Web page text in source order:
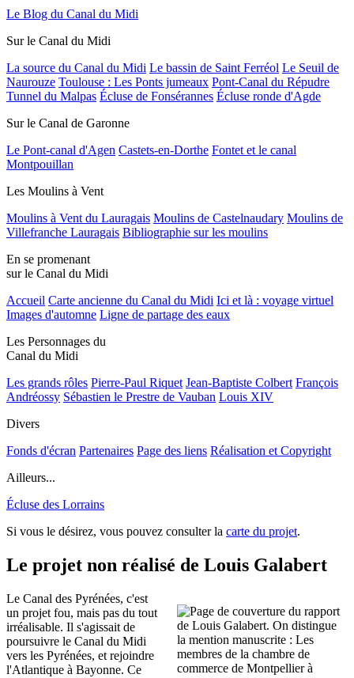
Le Blog du Canal du Midi
Sur le Canal du Midi
La source du Canal du Midi Le bassin de Saint Ferréol Le Seuil de
Naurouze Toulouse : Les Ponts jumeaux Pont-Canal du Répudre
Tunnel du Malpas Écluse de Fonsérannes Écluse ronde d'Agde
Sur le Canal de Garonne
Le Pont-canal d'Agen Castets-en-Dorthe Fontet et le canal
Montpouillan
Les Moulins à Vent
Moulins à Vent du Lauragais Moulins de Castelnaudary Moulins de
Villefranche Lauragais Bibliographie sur les moulins
En se promenant
sur le Canal du Midi
Accueil Carte ancienne du Canal du Midi Ici et là : voyage virtuel
Images d'automne Ligne de partage des eaux
Les Personnages du
Canal du Midi
Les grands rôles Pierre-Paul Riquet Jean-Baptiste Colbert François
Andréossy Sébastien le Prestre de Vauban Louis XIV
Divers
Fonds d'écran Partenaires Page des liens Réalisation et Copyright
Ailleurs...
Écluse des Lorrains
Si vous le désirez, vous pouvez consulter la carte du projet.
Le projet non réalisé de Louis Galabert
Le Canal des Pyrénées, c'est
un projet fou, mais pas du tout
irréalisable. Il s'agissait de
poursuivre le Canal du Midi
vers les Pyrénées, et rejoindre
l'Atlantique à Bayonne. Ce